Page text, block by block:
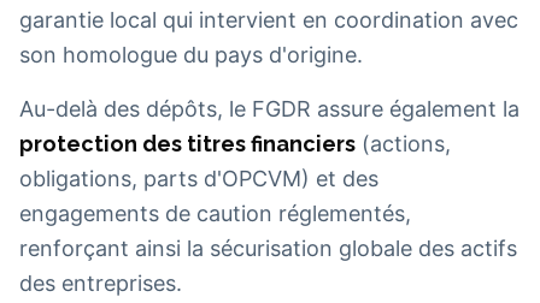
garantie local qui intervient en coordination avec
son homologue du pays d'origine.
Au-delà des dépôts, le FGDR assure également la
protection des titres financiers (actions,
obligations, parts d'OPCVM) et des
engagements de caution réglementés,
renforçant ainsi la sécurisation globale des actifs
des entreprises.